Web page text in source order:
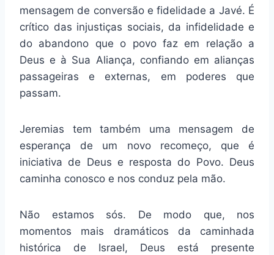
mensagem de conversão e fidelidade a Javé. É
crítico das injustiças sociais, da infidelidade e
do abandono que o povo faz em relação a
Deus e à Sua Aliança, confiando em alianças
passageiras e externas, em poderes que
passam.
Jeremias tem também uma mensagem de
esperança de um novo recomeço, que é
iniciativa de Deus e resposta do Povo. Deus
caminha conosco e nos conduz pela mão.
Não estamos sós. De modo que, nos
momentos mais dramáticos da caminhada
histórica de Israel, Deus está presente